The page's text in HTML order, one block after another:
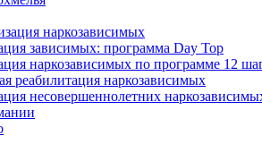
наркозависимых
зависимых: программа Day Top
наркозависимых по программе 12
реабилитация наркозависимых
несовершеннолетних